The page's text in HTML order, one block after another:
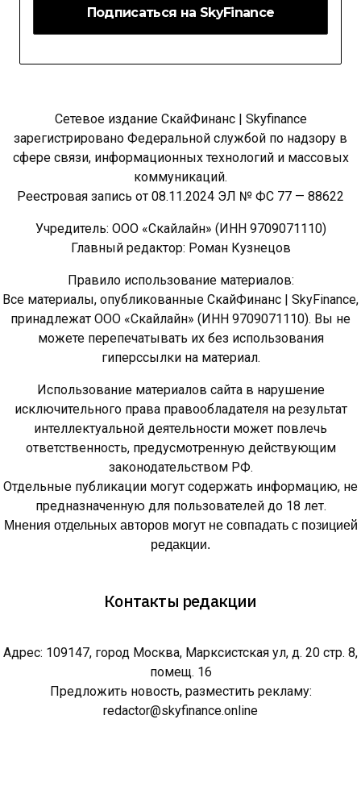
Сетевое издание СкайФинанс | Skyfinance
зарегистрировано Федеральной службой по надзору в
сфере связи, информационных технологий и массовых
коммуникаций.
Реестровая запись от 08.11.2024 ЭЛ № ФС 77 — 88622
Учредитель: ООО «Скайлайн» (ИНН 9709071110)
Главный редактор: Роман Кузнецов
Правило использование материалов:
Все материалы, опубликованные СкайФинанс | SkyFinance,
принадлежат ООО «Скайлайн» (ИНН 9709071110). Вы не
можете перепечатывать их без использования
гиперссылки на материал.
Использование материалов сайта в нарушение
исключительного права правообладателя на результат
интеллектуальной деятельности может повлечь
ответственность, предусмотренную действующим
законодательством РФ.
Отдельные публикации могут содержать информацию, не
предназначенную для пользователей до 18 лет.
Мнения отдельных авторов могут не совпадать с позицией
редакции.
Контакты редакции
Адрес: 109147, город Москва, Марксистская ул, д. 20 стр. 8,
помещ. 16
Предложить новость, разместить рекламу:
redactor@skyfinance.online